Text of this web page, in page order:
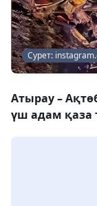
Сурет:
Атырау –
үш адам қаза